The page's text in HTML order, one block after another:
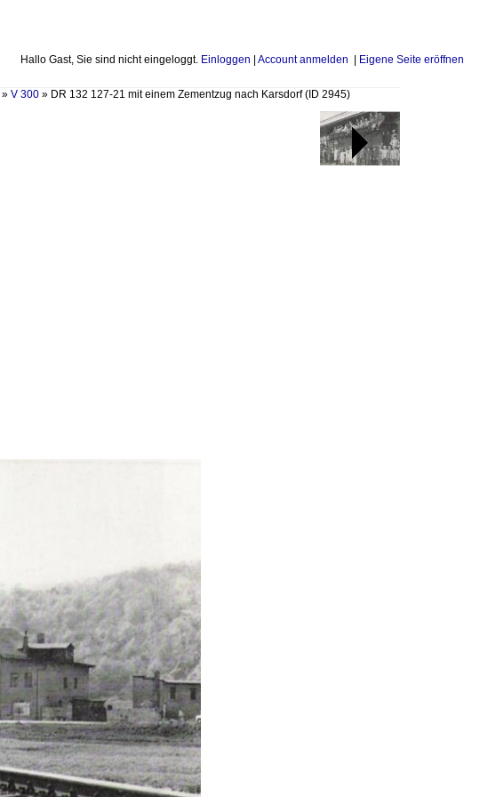
Hallo Gast, Sie sind nicht eingeloggt. Einloggen Account anmelden Eigene Seite eröffnen
» V 300 » DR 132 127-21 mit einem Zementzug nach Karsdorf(ID 2945)